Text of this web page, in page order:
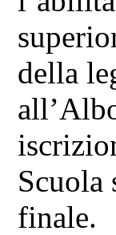
della
Scuola
finale.